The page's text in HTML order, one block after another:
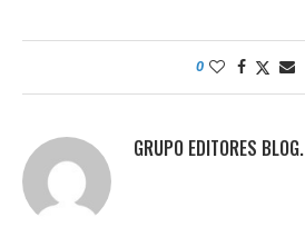
0
GRUPO EDITORES BLOG.